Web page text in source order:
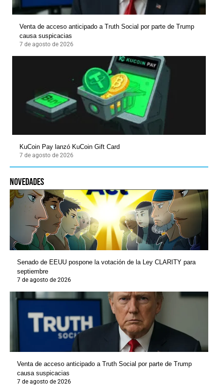
Venta de acceso anticipado a Truth Social por parte de Trump
causa suspicacias
7 de agosto de 2026
KuCoin Pay lanzó KuCoin Gift Card
7 de agosto de 2026
novedades
Senado de EEUU pospone la votación de la Ley CLARITY para
septiembre
7 de agosto de 2026
Venta de acceso anticipado a Truth Social por parte de Trump
causa suspicacias
7 de agosto de 2026